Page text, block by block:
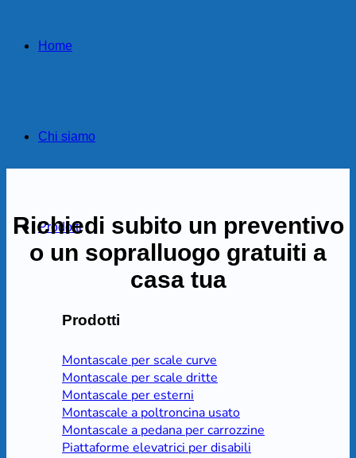
Home
Chi siamo
Prodotti
Prodotti
Montascale per scale curve
Montascale per scale dritte
Montascale per esterni
Montascale a poltroncina usato
Montascale a pedana per carrozzine
Piattaforme elevatrici per disabili
Richiedi subito un preventivo
o un sopralluogo gratuiti a
casa tua